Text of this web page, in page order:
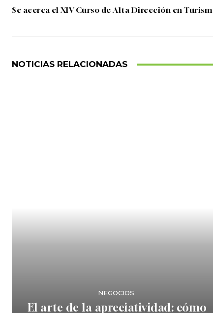
Se acerca el XIV Curso de Alta Dirección en
NOTICIAS RELACIONADAS
NEGOCIOS
El arte de la apreciatividad: cómo